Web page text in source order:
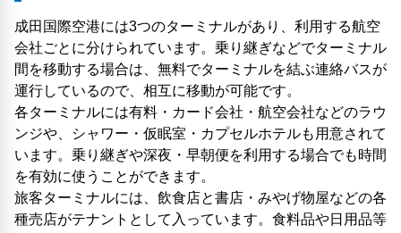
成田国際空港には3つのターミナルがあり、利用する航空
会社ごとに分けられています。乗り継ぎなどでターミナル
間を移動する場合は、無料でターミナルを結ぶ連絡バスが
運行しているので、相互に移動が可能です。
各ターミナルには有料・カード会社・航空会社などのラウ
ンジや、シャワー・仮眠室・カプセルホテルも用意されて
います。乗り継ぎや深夜・早朝便を利用する場合でも時間
を有効に使うことができます。
旅客ターミナルには、飲食店と書店・みやげ物屋などの各
種売店がテナントとして入っています。食料品や日用品等